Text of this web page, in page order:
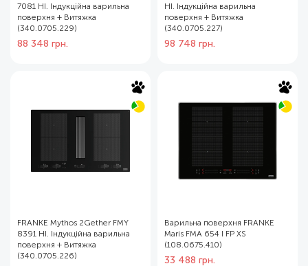
7081 HI. Індукційна варильна
поверхня + Витяжка
(340.0705.229)
88 348 грн.
HI. Індукційна варильна
поверхня + Витяжка
(340.0705.227)
98 748 грн.
FRANKE Mythos 2Gether FMY
8391 HI. Індукційна варильна
поверхня + Витяжка
(340.0705.226)
Варильна поверхня FRANKE
Maris FMA 654 I FP XS
(108.0675.410)
33 488 грн.